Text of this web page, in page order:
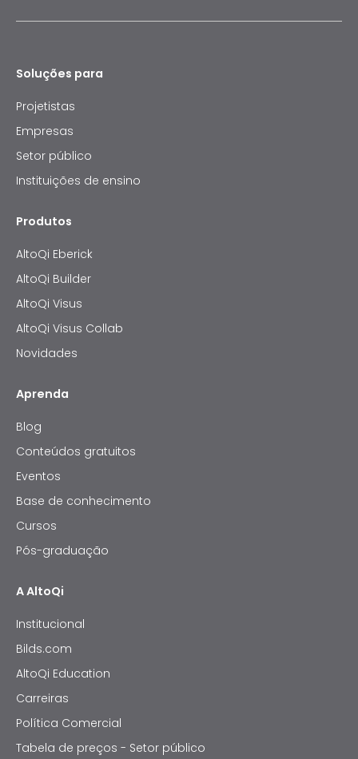
Soluções para
Projetistas
Empresas
Setor público
Instituições de ensino
Produtos
AltoQi Eberick
AltoQi Builder
AltoQi Visus
AltoQi Visus Collab
Novidades
Aprenda
Blog
Conteúdos gratuitos
Eventos
Base de conhecimento
Cursos
Pós-graduação
A AltoQi
Institucional
Bilds.com
AltoQi Education
Carreiras
Política Comercial
Tabela de preços - Setor público